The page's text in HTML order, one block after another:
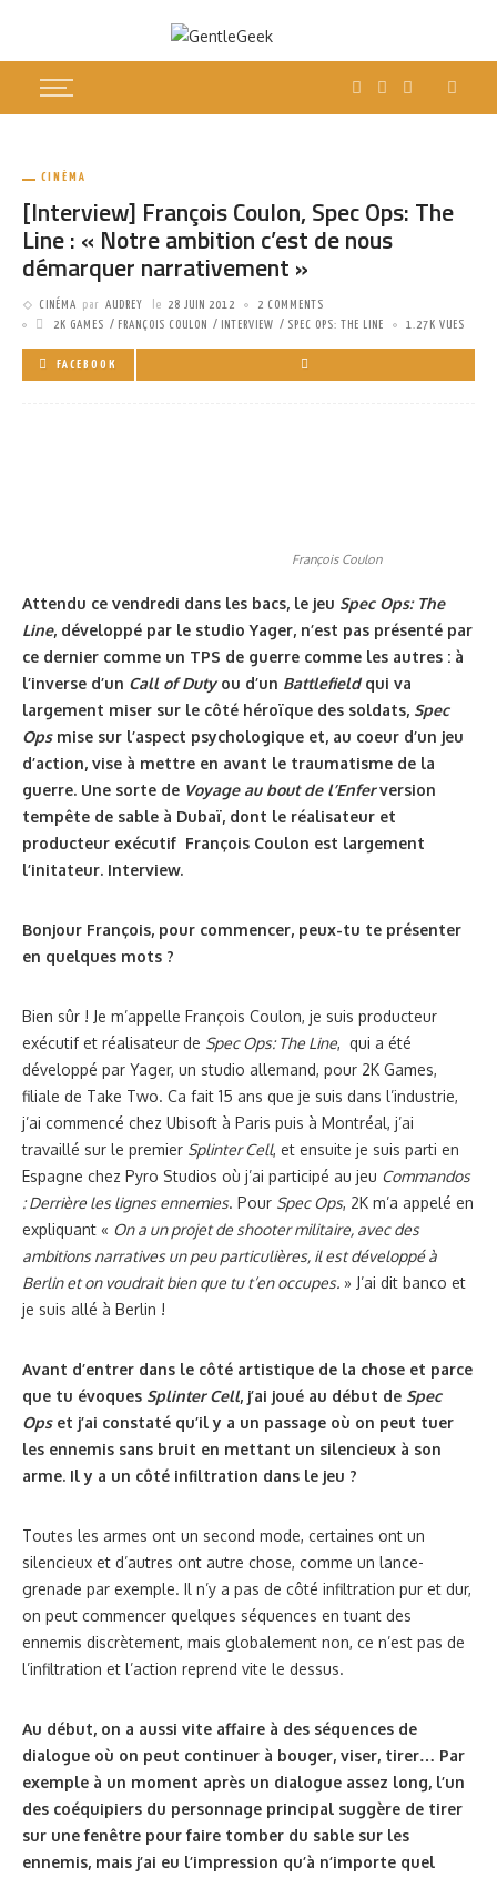
CINÉMA
[Interview] François Coulon, Spec Ops: The
Line : « Notre ambition c’est de nous
démarquer narrativement »
CINÉMA par AUDREY le 28 JUIN 2012
2 COMMENTS
2K GAMES
FRANÇOIS COULON INTERVIEW SPEC OPS: THE LINE 1.27K VUES
FACEBOOK
François Coulon
Attendu ce vendredi dans les bacs, le jeu Spec Ops: The
Line, développé par le studio Yager, n’est pas présenté par
ce dernier comme un TPS de guerre comme les autres : à
l’inverse d’un Call of Dutyou d’un Battlefieldqui va
largement miser sur le côté héroïque des soldats, Spec
Opsmise sur l’aspect psychologique et, au coeur d’un jeu
d’action, vise à mettre en avant le traumatisme de la
guerre. Une sorte de Voyage au bout de l’Enferversion
tempête de sable à Dubaï, dont le réalisateur et
producteur exécutif François Coulon est largement
l’initateur. Interview.
Bonjour François, pour commencer, peux-tu te présenter
en quelques mots ?
Bien sûr ! Je m’appelle François Coulon, je suis producteur
exécutif et réalisateur de Spec Ops: The Line, qui a été
développé par Yager, un studio allemand, pour 2K Games,
filiale de Take Two. Ca fait 15 ans que je suis dans l’industrie,
j’ai commencé chez Ubisoft à Paris puis à Montréal, j’ai
travaillé sur le premier Splinter Cell, et ensuite je suis parti en
Espagne chez Pyro Studios où j’ai participé au jeu Commandos
: Derrière les lignes ennemies. Pour Spec Ops, 2K m’a appelé en
expliquant « On a un projet de shooter militaire, avec des
ambitions narratives un peu particulières, il est développé à
Berlin et on voudrait bien que tu t’en occupes. » J’ai dit banco et
je suis allé à Berlin !
Avant d’entrer dans le côté artistique de la chose et parce
que tu évoques Splinter Cell, j’ai joué au début de Spec
Opset j’ai constaté qu’il y a un passage où on peut tuer
les ennemis sans bruit en mettant un silencieux à son
arme. Il y a un côté infiltration dans le jeu ?
Toutes les armes ont un second mode, certaines ont un
silencieux et d’autres ont autre chose, comme un lance-
grenade par exemple. Il n’y a pas de côté infiltration pur et dur,
on peut commencer quelques séquences en tuant des
ennemis discrètement, mais globalement non, ce n’est pas de
l’infiltration et l’action reprend vite le dessus.
Au début, on a aussi vite affaire à des séquences de
dialogue où on peut continuer à bouger, viser, tirer… Par
exemple à un moment après un dialogue assez long, l’un
des coéquipiers du personnage principal suggère de tirer
sur une fenêtre pour faire tomber du sable sur les
ennemis, mais j’ai eu l’impression qu’à n’importe quel